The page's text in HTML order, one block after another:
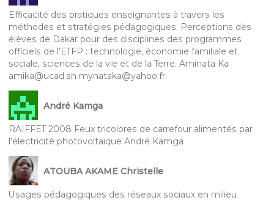
Efficacité des pratiques enseignantes à travers les
méthodes et stratégies pédagogiques. Perceptions des
élèves de Dakar pour des disciplines des programmes
officiels de l’ETFP : technologie, économie familiale et
sociale, sciences de la vie et de la Terre. Aminata Ka
amika@ucad.sn mynataka@yahoo.fr
André Kamga
RAIFFET 2008 Feux tricolores de carrefour alimentés par
l’électricité photovoltaïque André Kamga
ATOUBA AKAME Christelle
Usages pédagogiques des réseaux sociaux en milieu